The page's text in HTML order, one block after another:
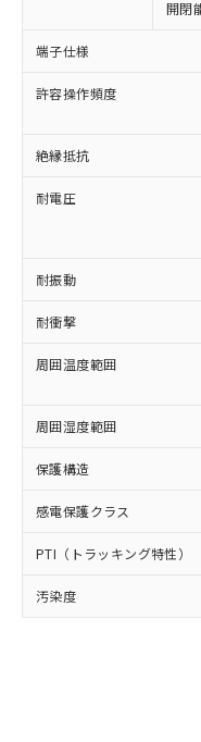
開閉
端子仕様
許容操作頻度
絶縁抵抗
耐電圧
耐振動
耐衝撃
周囲温度範囲
周囲湿度範囲
保護構造
感電保護クラス
PTI（トラッキング特性）
汚染度
以下の条件を
ご利用ください
本サー
商品の
(税抜)を
当社制
本サー
ことを
在庫状況
記載し
タに基
覧され
準価格
正式な
様のお
ムロン
オムロ
点は「
在庫状況
事前の
示しな
マイパー
対応予定なし
非含有に非対
定はありません
非含有の対応
非該当品：ラ
害物質有無と
仕入先様の事
いたものが、
むを得ず変更
鉛(Pb) 1000ppm
(PBDE) 1000ppm
ル) (DEHP)(別名
ルベンジル（BBP
（DBP）
(DIBP) 1000ppm以下
但し、RoHS指令
適用除外項目は除く。
※2 対応予定月
部品在庫の切
※1 中国
「○」：最大均
基準値以下であ
「×」：最大
基準値を超え
「－」：未確
*中国RoHS10物質
Pb(鉛) :1000ppm
Cr(Ⅵ)(六価クロム) :
ニル類) : 1000ppm
DBP(フタル酸ジ
イソブチル) :
ル) : 1000ppm、
DEHP(フタル酸ビ
※2 環境保護
「ｅ」：有害物
「10」：通常
当社は
為替およ
（以下｢
または
国政府
当社は
全に破
いよう
当社は
ル、化
武器並
使用いた
当社は、
場合は、
該第三
販売先お
○ 一
△ 一
在
た
機器
空
受注